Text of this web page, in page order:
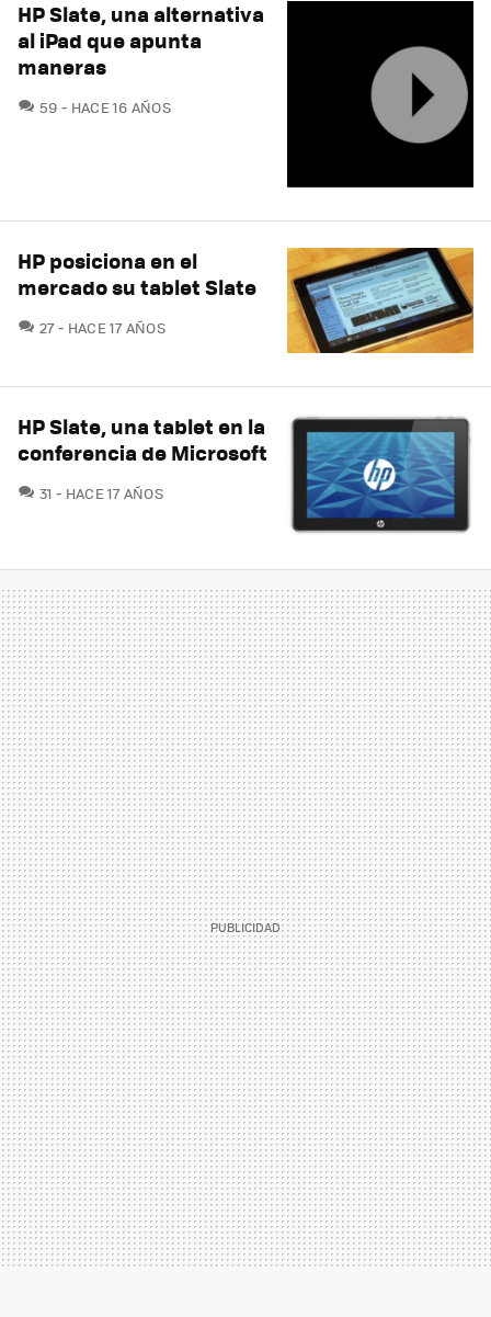
HP Slate, una alternativa
al iPad que apunta
maneras
59 COMENTARIOS
HACE 16 AÑOS
HP posiciona en el
mercado su tablet Slate
27COMENTARIOS
HACE 17 AÑOS
HP Slate, una tablet en la
conferencia de Microsoft
31 COMENTARIOS
HACE 17 AÑOS